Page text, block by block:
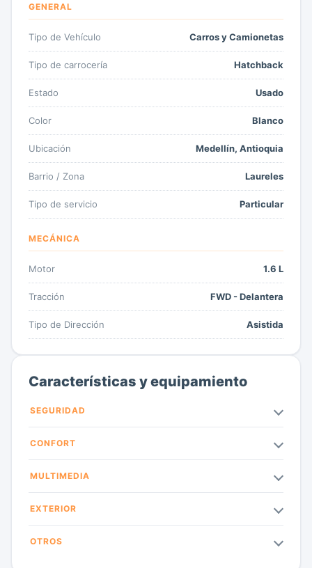
GENERAL
Tipo de Vehículo Carros y Camionetas
Tipo de carrocería Hatchback
Estado Usado
Color Blanco
Ubicación Medellín, Antioquia
Barrio / Zona Laureles
Tipo de servicio Particular
MECÁNICA
Motor 1.6 L
Tracción FWD - Delantera
Tipo de Dirección Asistida
Características y equipamiento
SEGURIDAD
CONFORT
MULTIMEDIA
EXTERIOR
OTROS